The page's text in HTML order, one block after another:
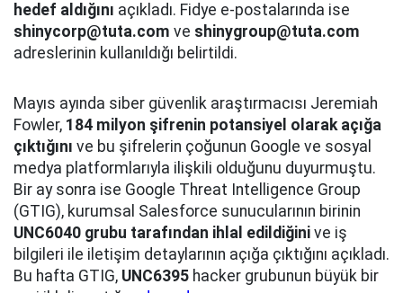
hedef aldığını açıkladı. Fidye e-postalarında ise
shinycorp@tuta.com ve shinygroup@tuta.com
adreslerinin kullanıldığı belirtildi.
Mayıs ayında siber güvenlik araştırmacısı Jeremiah
Fowler, 184 milyon şifrenin potansiyel olarak açığa
çıktığını ve bu şifrelerin çoğunun Google ve sosyal
medya platformlarıyla ilişkili olduğunu duyurmuştu.
Bir ay sonra ise Google Threat Intelligence Group
(GTIG), kurumsal Salesforce sunucularının birinin
UNC6040 grubu tarafından ihlal edildiğini ve iş
bilgileri ile iletişim detaylarının açığa çıktığını açıkladı.
Bu hafta GTIG, UNC6395 hacker grubunun büyük bir